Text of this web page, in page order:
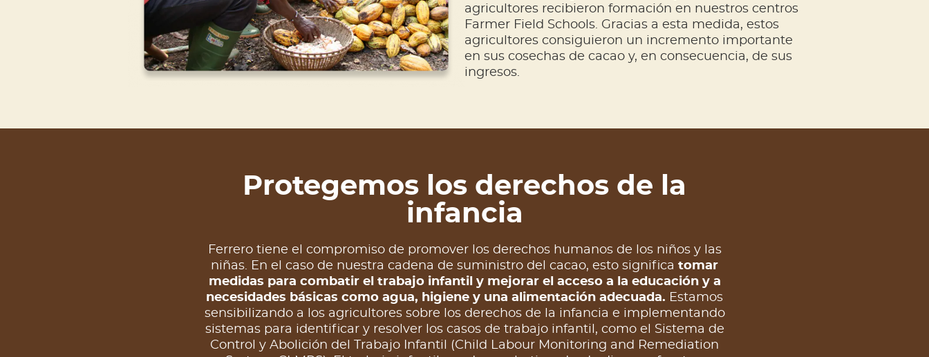
agricultores recibieron formación en nuestros centros
Farmer Field Schools. Gracias a esta medida, estos
agricultores consiguieron un incremento importante
en sus cosechas de cacao y, en consecuencia, de sus
ingresos.
Protegemos los derechos de la
infancia
Ferrero tiene el compromiso de promover los derechos humanos de los niños y las
niñas. En el caso de nuestra cadena de suministro del cacao, esto significa tomar
medidas para combatir el trabajo infantil y mejorar el acceso a la educación y a
necesidades básicas como agua, higiene y una alimentación adecuada. Estamos
sensibilizando a los agricultores sobre los derechos de la infancia e implementando
sistemas para identificar y resolver los casos de trabajo infantil, como el Sistema de
Control y Abolición del Trabajo Infantil (Child Labour Monitoring and Remediation